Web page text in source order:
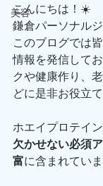
美容
こんにちは！☀️
鎌倉パーソナルジ
このブログでは
情報を発信して
クや健康作り、
どに是非お役立
ホエイプロテイン
欠かせない必須
富に含まれてい